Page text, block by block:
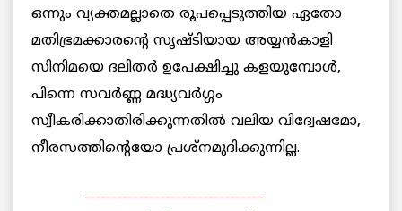
ഒന്നും വ്യക്തമല്ലാതെ രൂപപ്പെടുത്തിയ ഏതോ
മതിഭ്രമക്കാരന്റെ സൃഷ്ടിയായ അയ്യന്‍കാളി
സിനിമയെ ദലിതര്‍ ഉപേക്ഷിച്ചു കളയുമ്പോള്‍,
പിന്നെ സവര്‍ണ്ണ മദ്ധ്യവര്‍ഗ്ഗം
സ്വീകരിക്കാതിരിക്കുന്നതില്‍ വലിയ വിദ്വേഷമോ,
നീരസത്തിന്റെയോ പ്രശ്‌നമുദിക്കുന്നില്ല.
_________________________________